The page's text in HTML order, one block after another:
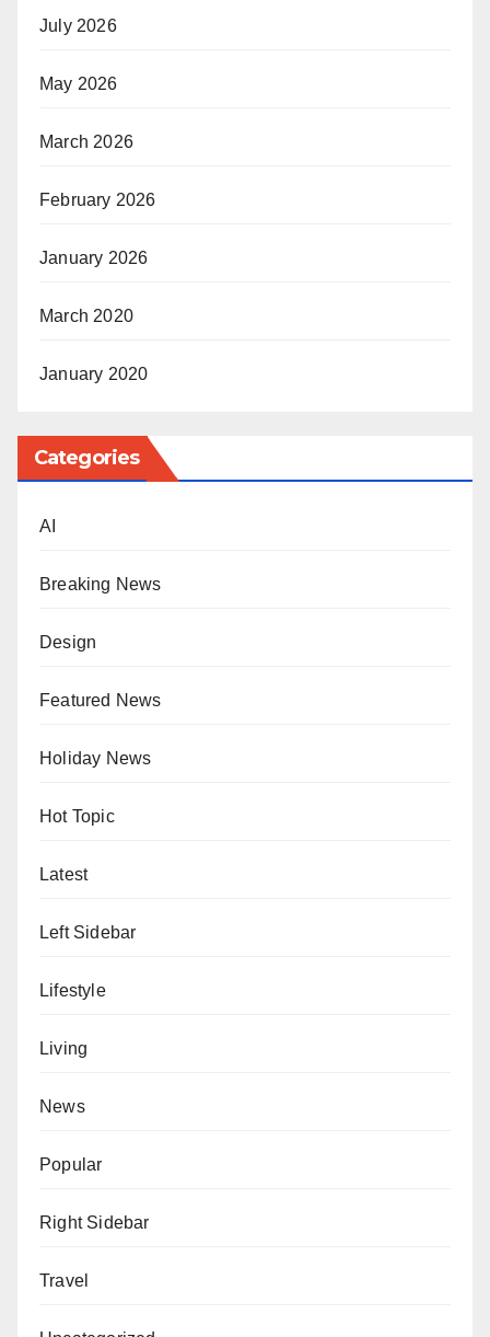
July 2026
May 2026
March 2026
February 2026
January 2026
March 2020
January 2020
Categories
AI
Breaking News
Design
Featured News
Holiday News
Hot Topic
Latest
Left Sidebar
Lifestyle
Living
News
Popular
Right Sidebar
Travel